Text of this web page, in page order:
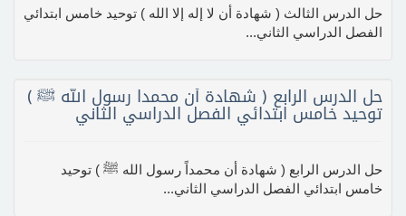
حل الدرس الثالث ( شهادة أن لا إله إلا الله ) توحيد خامس ابتدائي
الفصل الدراسي الثاني...
حل الدرس الرابع ( شهادة أن محمداً رسول الله ﷺ )
توحيد خامس ابتدائي الفصل الدراسي الثاني
حل الدرس الرابع ( شهادة أن محمداً رسول الله ﷺ ) توحيد
خامس ابتدائي الفصل الدراسي الثاني...